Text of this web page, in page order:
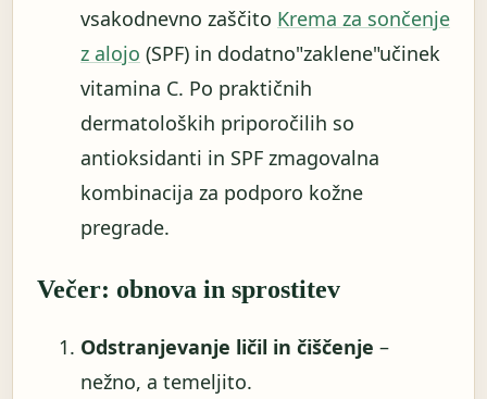
vsakodnevno zaščito Krema za sončenje
z alojo (SPF) in dodatno"zaklene"učinek
vitamina C. Po praktičnih
dermatoloških priporočilih so
antioksidanti in SPF zmagovalna
kombinacija za podporo kožne
pregrade.
Večer: obnova in sprostitev
Odstranjevanje ličil in čiščenje –
nežno, a temeljito.